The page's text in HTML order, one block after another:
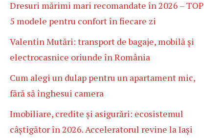
Dresuri mărimi mari recomandate în 2026 – TOP
5 modele pentru confort în fiecare zi
Valentin Mutări: transport de bagaje, mobilă și
electrocasnice oriunde în România
Cum alegi un dulap pentru un apartament mic,
fără să înghesui camera
Imobiliare, credite și asigurări: ecosistemul
câștigător în 2026. Acceleratorul revine la Iași